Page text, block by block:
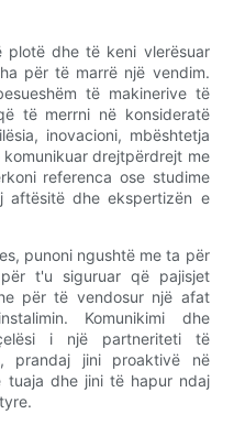
dhe të keni vlerësuar
për të marrë një vendim.
të makinerive të
të merrni në konsideratë
inovacioni, mbështetja
drejtpërdrejt me
referenca ose studime
aftësitë dhe ekspertizën e
punoni ngushtë me ta për
t'u siguruar që pajisjet
për të vendosur një afat
Komunikimi dhe
i një partneriteti të
prandaj jini proaktivë në
tuaja dhe jini të hapur ndaj